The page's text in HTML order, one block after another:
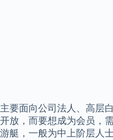
主要面向公司法人、高层
开放，而要想成为会员，
游艇，一般为中上阶层人